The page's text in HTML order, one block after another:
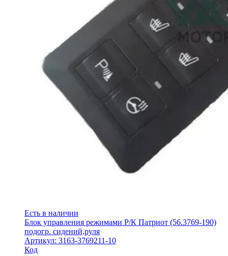
Есть в наличии
Блок управления режимами Р/К Патриот (56.3769-190)
подогр. сидений,руля
Артикул: 3163-3769211-10
Код